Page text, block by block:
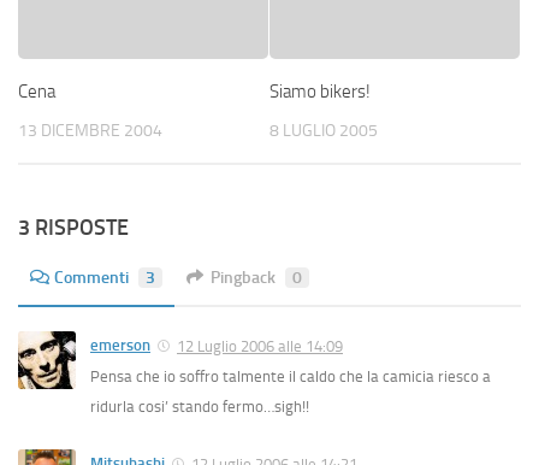
Cena
13 DICEMBRE 2004
Siamo bikers!
8 LUGLIO 2005
3 RISPOSTE
Commenti 3 Pingback 0
emerson
12 Luglio 2006 alle 14:09
Pensa che io soffro talmente il caldo che la camicia riesco a
ridurla cosi’ stando fermo…sigh!!